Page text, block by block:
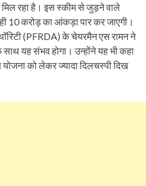
रहा है। इस स्कीम से जुड़ने वाले
ही 10 करोड़ का आंकड़ा पार कर जाएगी।
(PFRDA) के चेयरमैन एस रामन ने
साथ यह संभव होगा। उन्होंने यह भी कहा
को लेकर ज्यादा दिलचस्पी दिख